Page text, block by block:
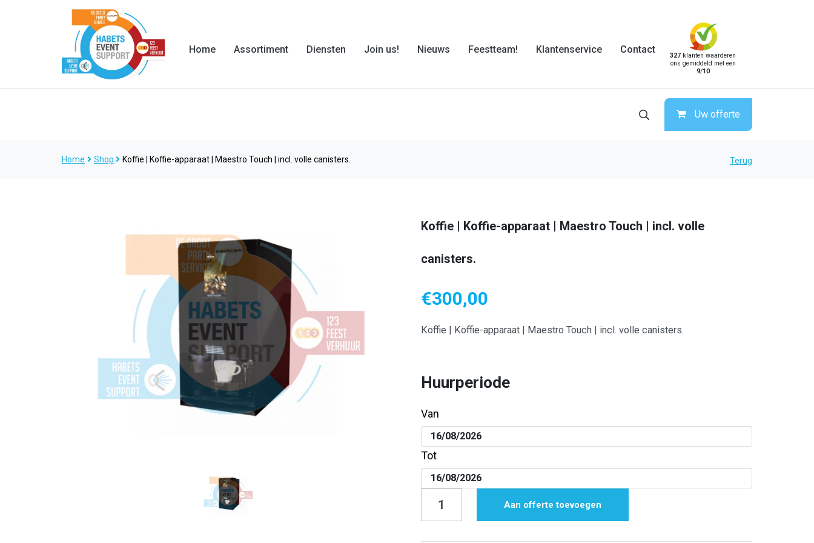
Home Assortiment Diensten Join us! Nieuws Feestteam! Klantenservice Contact
327 klanten waarderen
ons gemiddeld met een
9/10
Uw offerte
Home Shop Koffie | Koffie-apparaat | Maestro Touch | incl. volle canisters. Terug
Koffie | Koffie-apparaat | Maestro Touch | incl. volle
canisters.
€300,00
Koffie | Koffie-apparaat | Maestro Touch | incl. volle canisters.
Huurperiode
Van
Tot
Aan offerte toevoegen